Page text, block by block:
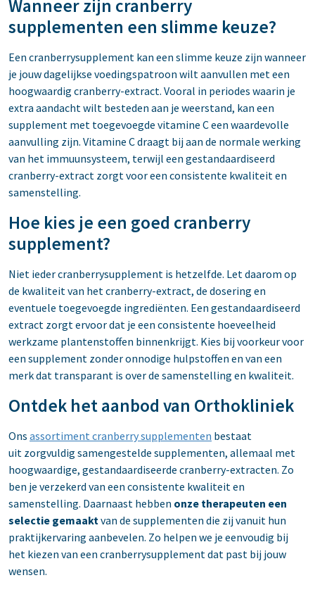
Wanneer zijn cranberry
supplementen een slimme keuze?
Een cranberrysupplement kan een slimme keuze zijn wanneer
je jouw dagelijkse voedingspatroon wilt aanvullen met een
hoogwaardig cranberry-extract. Vooral in periodes waarin je
extra aandacht wilt besteden aan je weerstand, kan een
supplement met toegevoegde vitamine C een waardevolle
aanvulling zijn. Vitamine C draagt bij aan de normale werking
van het immuunsysteem, terwijl een gestandaardiseerd
cranberry-extract zorgt voor een consistente kwaliteit en
samenstelling.
Hoe kies je een goed cranberry
supplement?
Niet ieder cranberrysupplement is hetzelfde. Let daarom op
de kwaliteit van het cranberry-extract, de dosering en
eventuele toegevoegde ingrediënten. Een gestandaardiseerd
extract zorgt ervoor dat je een consistente hoeveelheid
werkzame plantenstoffen binnenkrijgt. Kies bij voorkeur voor
een supplement zonder onnodige hulpstoffen en van een
merk dat transparant is over de samenstelling en kwaliteit.
Ontdek het aanbod van Orthokliniek
Ons assortiment cranberry supplementen bestaat
uit zorgvuldig samengestelde supplementen, allemaal met
hoogwaardige, gestandaardiseerde cranberry-extracten. Zo
ben je verzekerd van een consistente kwaliteit en
samenstelling. Daarnaast hebben onze therapeuten een
selectie gemaakt van de supplementen die zij vanuit hun
praktijkervaring aanbevelen. Zo helpen we je eenvoudig bij
het kiezen van een cranberrysupplement dat past bij jouw
wensen.